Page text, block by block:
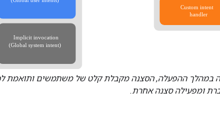
במהלך ההפעלה, הסצנה מקבלת קלט של משתמשים ותואמת
ומפעילה סצנה אחרת.